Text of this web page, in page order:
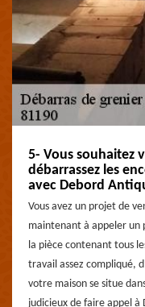
5- Vous souhaitez
débarrassez les
avec Debord
Vous avez un projet de
maintenant à appeler un
la pièce contenant tous
travail assez compliqué,
votre maison se situe
judicieux de faire appel à